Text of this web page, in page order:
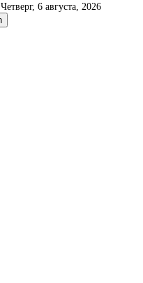
Четверг, 6 августа, 2026